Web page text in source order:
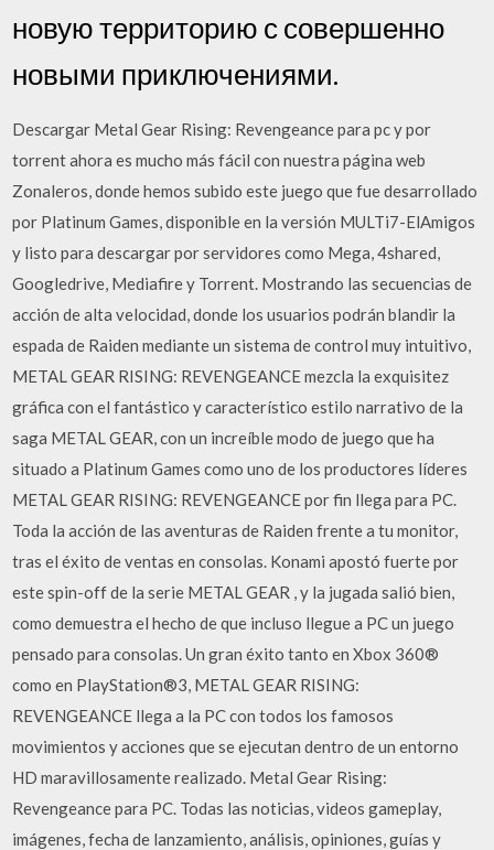
новую территорию с совершенно
новыми приключениями.
Descargar Metal Gear Rising: Revengeance para pc y por
torrent ahora es mucho más fácil con nuestra página web
Zonaleros, donde hemos subido este juego que fue desarrollado
por Platinum Games, disponible en la versión MULTi7-ElAmigos
y listo para descargar por servidores como Mega, 4shared,
Googledrive, Mediafire y Torrent. Mostrando las secuencias de
acción de alta velocidad, donde los usuarios podrán blandir la
espada de Raiden mediante un sistema de control muy intuitivo,
METAL GEAR RISING: REVENGEANCE mezcla la exquisitez
gráfica con el fantástico y característico estilo narrativo de la
saga METAL GEAR, con un increíble modo de juego que ha
situado a Platinum Games como uno de los productores líderes
METAL GEAR RISING: REVENGEANCE por fin llega para PC.
Toda la acción de las aventuras de Raiden frente a tu monitor,
tras el éxito de ventas en consolas. Konami apostó fuerte por
este spin-off de la serie METAL GEAR , y la jugada salió bien,
como demuestra el hecho de que incluso llegue a PC un juego
pensado para consolas. Un gran éxito tanto en Xbox 360®
como en PlayStation®3, METAL GEAR RISING:
REVENGEANCE llega a la PC con todos los famosos
movimientos y acciones que se ejecutan dentro de un entorno
HD maravillosamente realizado. Metal Gear Rising:
Revengeance para PC. Todas las noticias, videos gameplay,
imágenes, fecha de lanzamiento, análisis, opiniones, guías y